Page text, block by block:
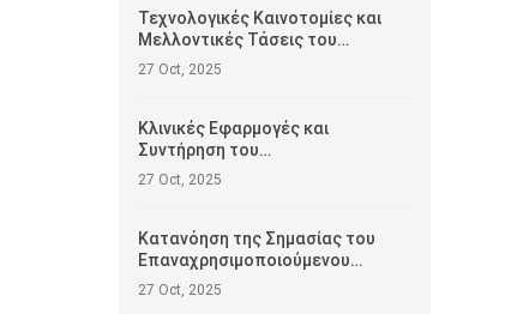
Τεχνολογικές Καινοτομίες και
Μελλοντικές Τάσεις του
Επαναχρησιμοποιήσιμου
Αισθητήρα SpO2
27 Oct, 2025
Κλινικές Εφαρμογές και
Συντήρηση του
Επαναχρησιμοποιήσιμου
Αισθητήρα SpO2
27 Oct, 2025
Κατανόηση της Σημασίας του
Επαναχρησιμοποιούμενου
Αισθητήρα SpO2 στη Σύγχρονη
Υγειονομική Περίθαλψη
27 Oct, 2025